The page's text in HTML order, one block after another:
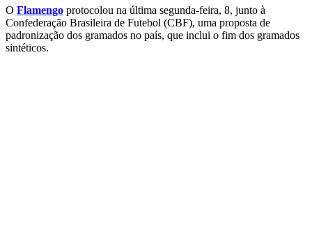
O Flamengo protocolou na última segunda-feira, 8, junto à
Confederação Brasileira de Futebol (CBF), uma proposta de
padronização dos gramados no país, que inclui o fim dos gramados
sintéticos.